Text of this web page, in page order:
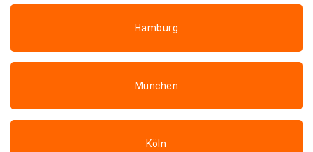
Hamburg
München
Köln